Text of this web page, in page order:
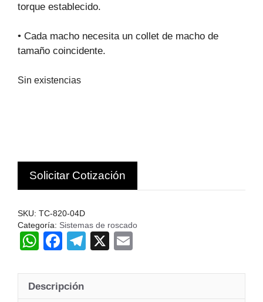
torque establecido.
• Cada macho necesita un collet de macho de
tamaño coincidente.
Sin existencias
Solicitar Cotización
SKU: TC-820-04D
Categoría: Sistemas de roscado
W
at
F
c
T
e
X
ail
Descripción